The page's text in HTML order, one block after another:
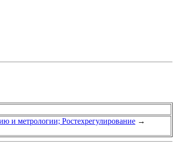
и метрологии; Ростехрегулирование →